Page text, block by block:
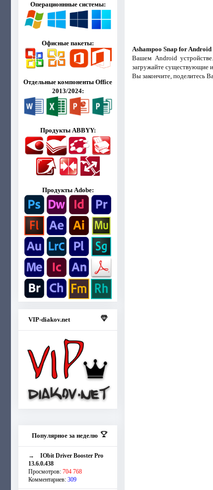
Операционнные системы:
Офисные пакеты:
Отдельные компоненты Office
2013/2024:
Продукты ABBYY:
Продукты Adobe:
VIP-diakov.net
Популярное за неделю
→ IObit Driver Booster Pro
13.6.0.438
Просмотров: 704 768
Комментариев: 309
Ashampoo Snap for Android
Вашем Android
загружайте существующие
Вы закончите, поделитесь